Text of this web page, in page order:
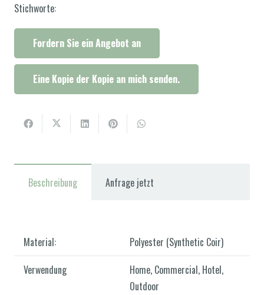
Stichworte:
Fordern Sie ein Angebot an
Eine Kopie der Kopie an mich senden.
Beschreibung Anfrage jetzt
Material:
Polyester (Synthetic Coir)
Verwendung
Home, Commercial, Hotel,
Outdoor